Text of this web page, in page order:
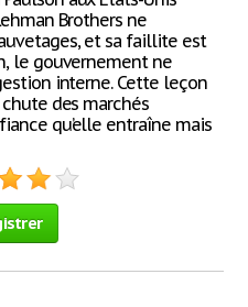
Brothers ne
et sa faillite est
le gouvernement ne
interne. Cette leçon
des marchés
qu’elle entraîne mais